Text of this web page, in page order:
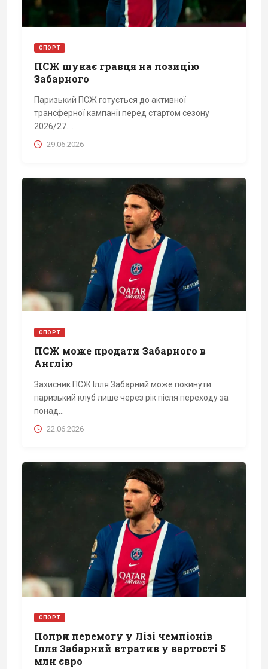
СПОРТ
ПСЖ шукає гравця на позицію
Забарного
Паризький ПСЖ готується до активної
трансферної кампанії перед стартом сезону
2026/27....
29.06.2026
СПОРТ
ПСЖ може продати Забарного в
Англію
Захисник ПСЖ Ілля Забарний може покинути
паризький клуб лише через рік після переходу за
понад...
22.06.2026
СПОРТ
Попри перемогу у Лізі чемпіонів
Ілля Забарний втратив у вартості 5
млн євро